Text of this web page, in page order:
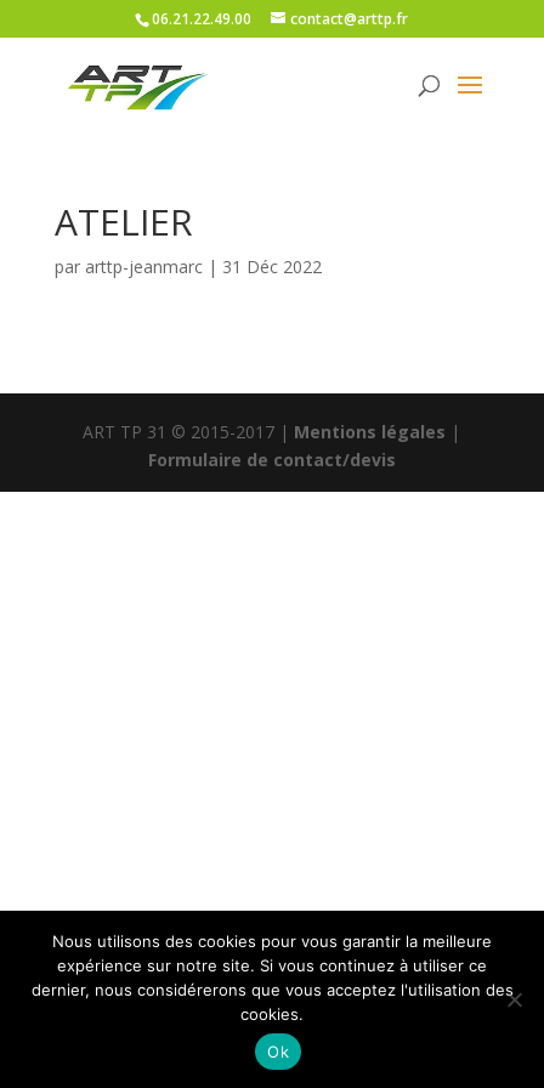
06.21.22.49.00 contact@arttp.fr
ATELIER
par arttp-jeanmarc| 31 Déc 2022
ART TP 31 © 2015-2017 | Mentions légales |
Formulaire de contact/devis
Nous utilisons des cookies pour vous garantir la meilleure
expérience sur notre site. Si vous continuez à utiliser ce
dernier, nous considérerons que vous acceptez l'utilisation des
cookies.
Ok